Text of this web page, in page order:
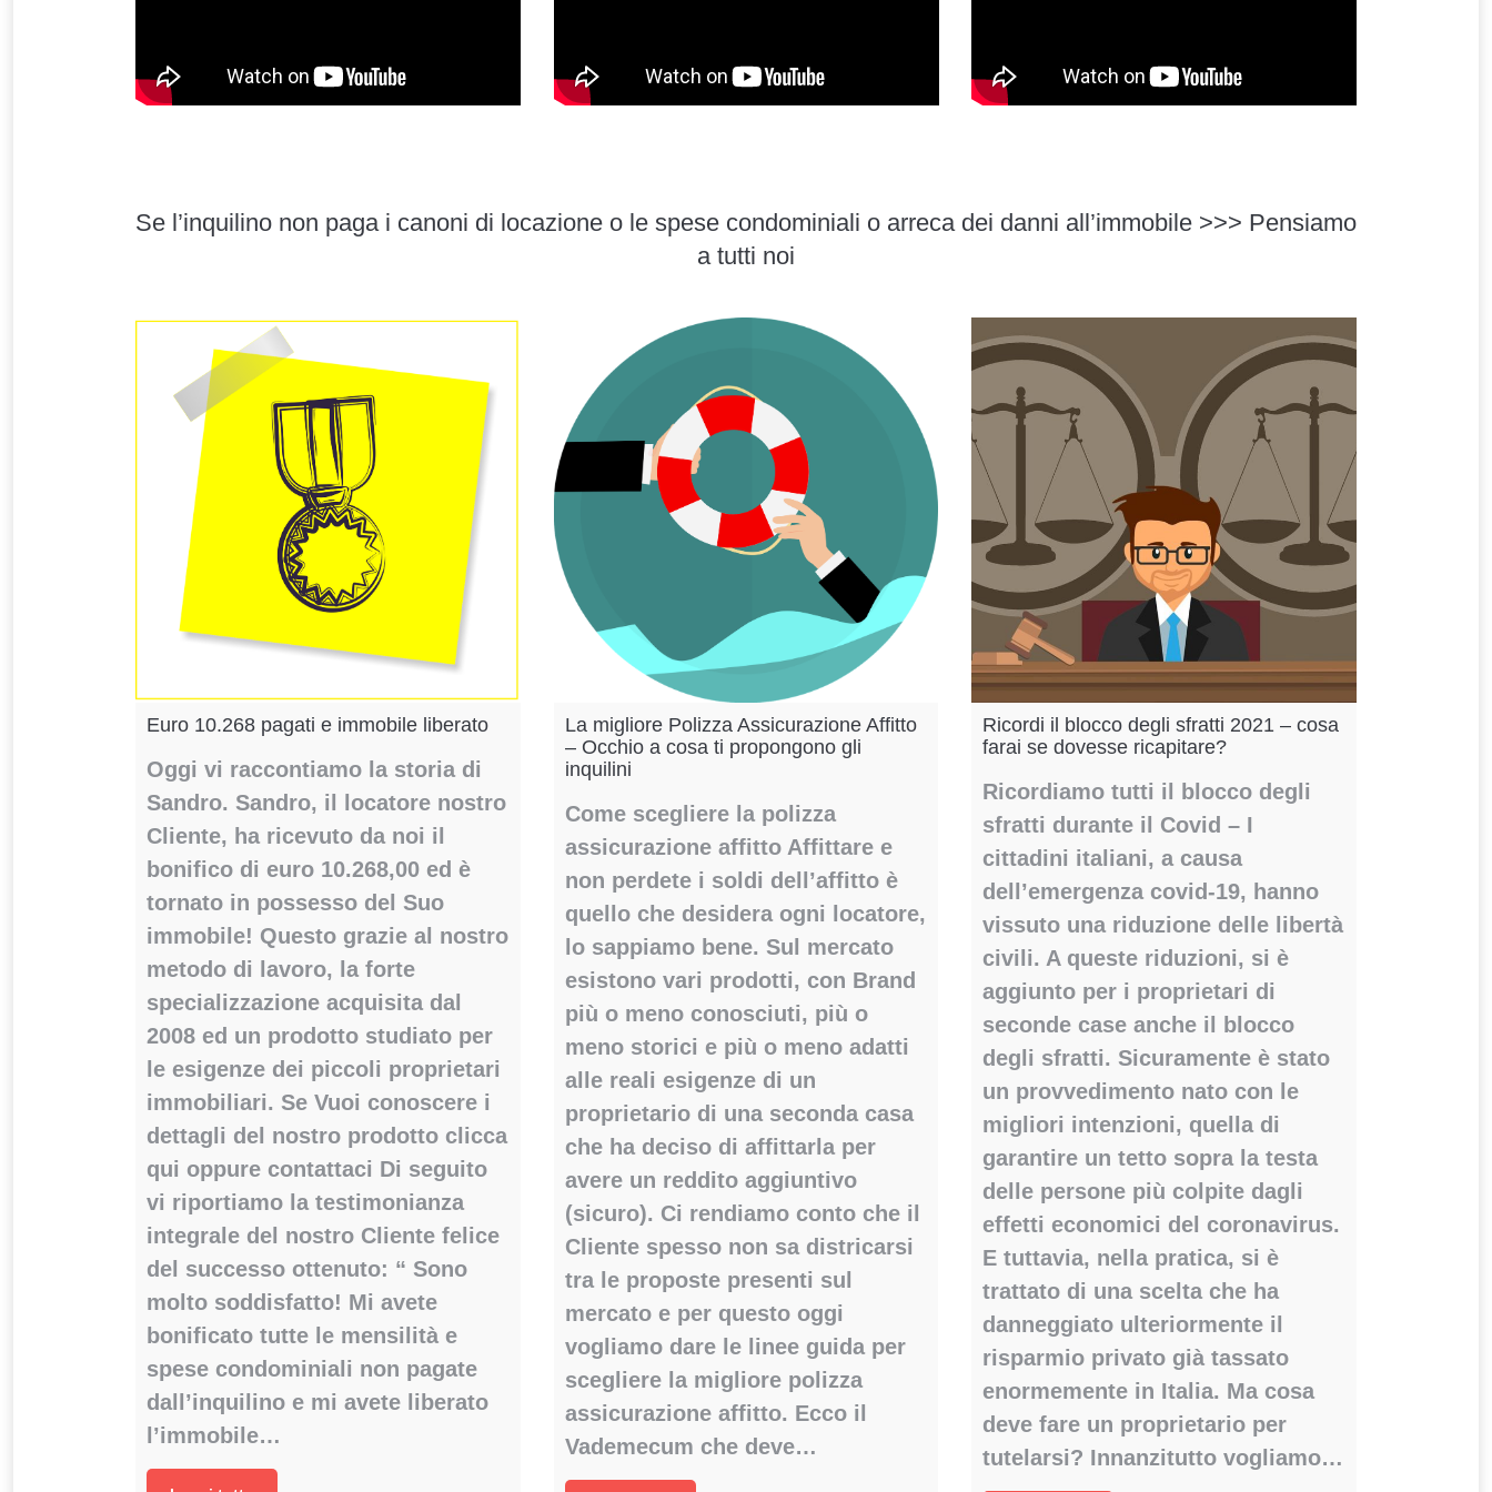
questo modo! Avevo scelto Affitto
Accurato perché avevo letto delle
lo utilizzerò ogni volta che affitterò un
immobile. A mio avviso lo dovrebbero
utilizzare tutti i locatori per stare
Se l’inquilino non paga i canoni di locazione o le spese condominiali o arreca dei danni all’immobile >>> Pensiamo
a tutti noi
Euro 10.268 pagati e immobile liberato
Oggi vi raccontiamo la storia di
Sandro. Sandro, il locatore nostro
Cliente, ha ricevuto da noi il
bonifico di euro 10.268,00 ed è
tornato in possesso del Suo
immobile! Questo grazie al nostro
metodo di lavoro, la forte
specializzazione acquisita dal
2008 ed un prodotto studiato per
le esigenze dei piccoli proprietari
immobiliari. Se Vuoi conoscere i
dettagli del nostro prodotto clicca
qui oppure contattaci Di seguito
vi riportiamo la testimonianza
integrale del nostro Cliente felice
del successo ottenuto: “ Sono
molto soddisfatto! Mi avete
bonificato tutte le mensilità e
spese condominiali non pagate
dall’inquilino e mi avete liberato
l’immobile…
La migliore Polizza Assicurazione Affitto
– Occhio a cosa ti propongono gli
inquilini
Come scegliere la polizza
assicurazione affitto Affittare e
non perdete i soldi dell’affitto è
quello che desidera ogni locatore,
lo sappiamo bene. Sul mercato
esistono vari prodotti, con Brand
più o meno conosciuti, più o
meno storici e più o meno adatti
alle reali esigenze di un
proprietario di una seconda casa
che ha deciso di affittarla per
avere un reddito aggiuntivo
(sicuro). Ci rendiamo conto che il
Cliente spesso non sa districarsi
tra le proposte presenti sul
mercato e per questo oggi
vogliamo dare le linee guida per
scegliere la migliore polizza
assicurazione affitto. Ecco il
Vademecum che deve…
Ricordi il blocco degli sfratti 2021 – cosa
farai se dovesse ricapitare?
Ricordiamo tutti il blocco degli
sfratti durante il Covid – I
cittadini italiani, a causa
dell’emergenza covid-19, hanno
vissuto una riduzione delle libertà
civili. A queste riduzioni, si è
aggiunto per i proprietari di
seconde case anche il blocco
degli sfratti. Sicuramente è stato
un provvedimento nato con le
migliori intenzioni, quella di
garantire un tetto sopra la testa
delle persone più colpite dagli
effetti economici del coronavirus.
E tuttavia, nella pratica, si è
trattato di una scelta che ha
danneggiato ulteriormente il
risparmio privato già tassato
enormemente in Italia. Ma cosa
deve fare un proprietario per
tutelarsi? Innanzitutto vogliamo…